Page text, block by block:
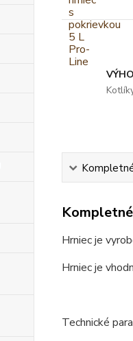
Hrniec je
Hrniec je
Technické